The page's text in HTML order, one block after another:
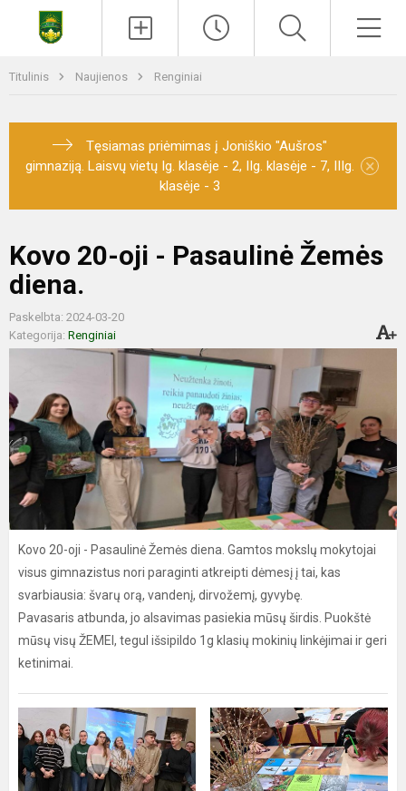
Titulinis Naujienos Renginiai
Tęsiamas priėmimas į Joniškio "Aušros"
gimnaziją. Laisvų vietų Ig. klasėje - 2, IIg. klasėje - 7, IIIg.
klasėje - 3
×
Kovo 20-oji - Pasaulinė Žemės
diena.
Paskelbta: 2024-03-20
Kategorija: Renginiai
Kovo 20-oji - Pasaulinė Žemės diena. Gamtos mokslų mokytojai
visus gimnazistus nori paraginti atkreipti dėmesį į tai, kas
svarbiausia: švarų orą, vandenį, dirvožemį, gyvybę.
Pavasaris atbunda, jo alsavimas pasiekia mūsų širdis. Puokštė
mūsų visų ŽEMEI, tegul išsipildo 1g klasių mokinių linkėjimai ir geri
ketinimai.